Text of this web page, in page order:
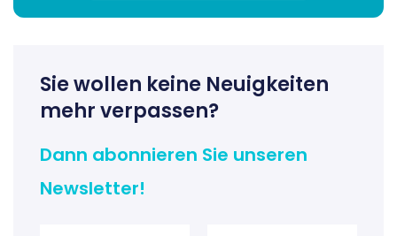
Sie wollen keine Neuigkeiten
mehr verpassen?
Dann abonnieren Sie unseren
Newsletter!